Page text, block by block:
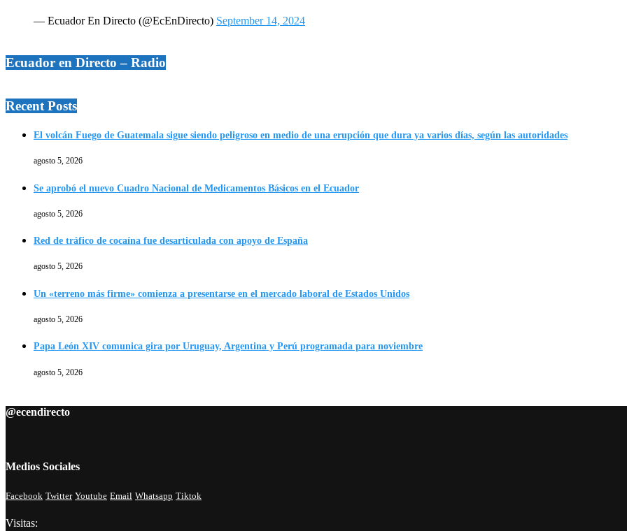
— Ecuador En Directo (@EcEnDirecto) September 14, 2024
Ecuador en Directo – Radio
Recent Posts
El volcán Fuego de Guatemala sigue siendo peligroso en medio de una erupción que dura ya varios días, según las autoridades
agosto 5, 2026
Se aprobó el nuevo Cuadro Nacional de Medicamentos Básicos en el Ecuador
agosto 5, 2026
Red de tráfico de cocaína fue desarticulada con apoyo de España
agosto 5, 2026
Un «terreno más firme» comienza a presentarse en el mercado laboral de Estados Unidos
agosto 5, 2026
Papa León XIV comunica gira por Uruguay, Argentina y Perú programada para noviembre
agosto 5, 2026
@ecendirecto
Medios Sociales
Facebook Twitter Youtube Email Whatsapp Tiktok
Visitas: